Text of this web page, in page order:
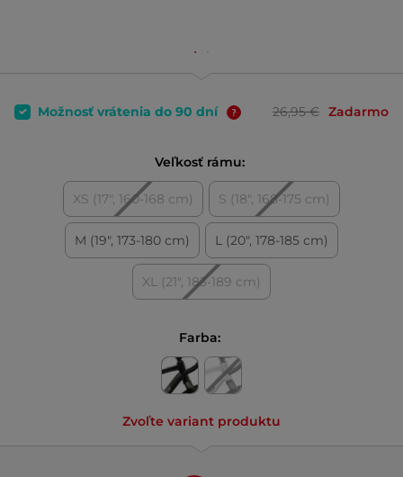
Možnosť vrátenia do 90 dní 26,95 € Zadarmo
Veľkosť rámu:
XS (17", 160-168 cm) S (18", 168-175 cm)
M (19", 173-180 cm) L (20", 178-185 cm)
XL (21", 183-189 cm)
Farba:
Zvoľte variant produktu